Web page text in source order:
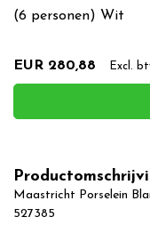
(6 personen) Wit
EUR 280,88 Excl.
Maastricht Porselein
527385